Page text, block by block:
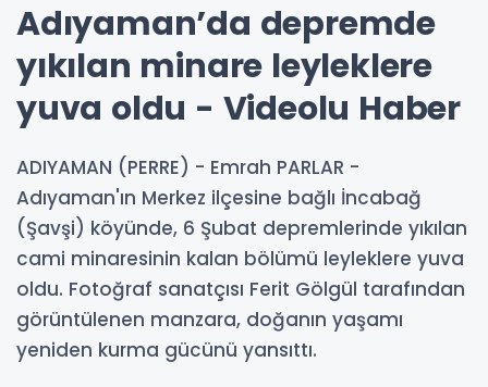
Adıyaman’da depremde
yıkılan minare leyleklere
yuva oldu - Videolu Haber
ADIYAMAN (PERRE) - Emrah PARLAR -
Adıyaman'ın Merkez ilçesine bağlı İncabağ
(Şavşi) köyünde, 6 Şubat depremlerinde yıkılan
cami minaresinin kalan bölümü leyleklere yuva
oldu. Fotoğraf sanatçısı Ferit Gölgül tarafından
görüntülenen manzara, doğanın yaşamı
yeniden kurma gücünü yansıttı.